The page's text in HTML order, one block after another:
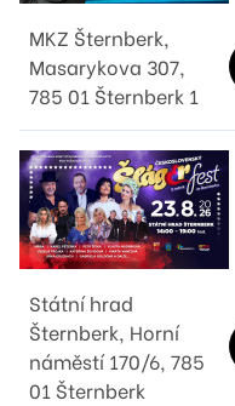
MKZ Šternberk,
Masarykova 307,
785 01 Šternberk 1
Státní hrad
Šternberk, Horní
náměstí 170/6, 785
01 Šternberk